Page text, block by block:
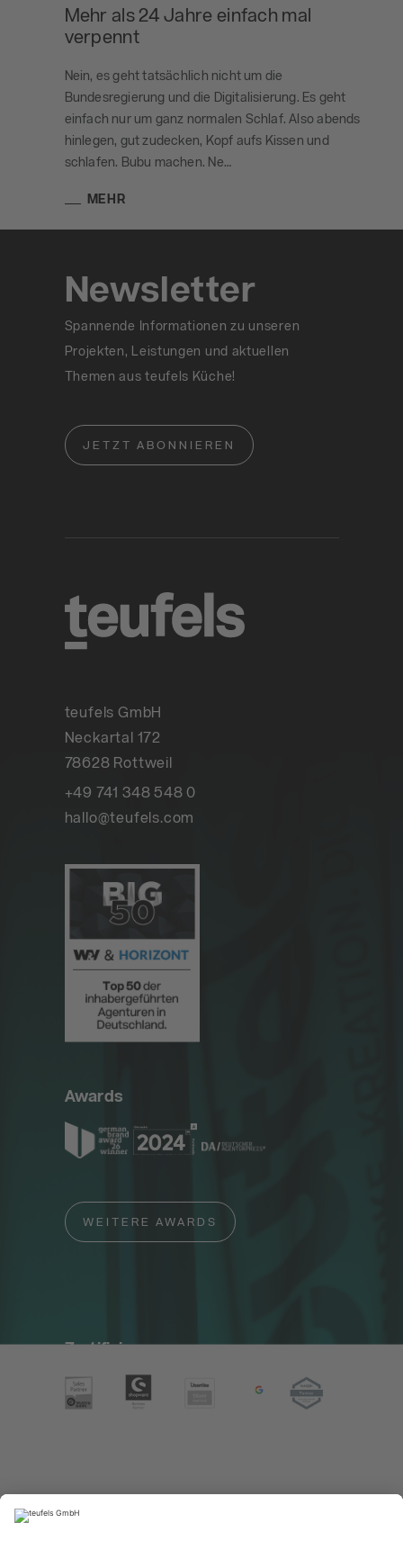
Mehr als 24 Jahre einfach mal
verpennt
Nein, es geht tatsächlich nicht um die
Bundesregierung und die Digitalisierung. Es geht
einfach nur um ganz normalen Schlaf. Also abends
hinlegen, gut zudecken, Kopf aufs Kissen und
schlafen. Bubu machen. Ne…
MEHR
Newsletter
Spannende Informationen zu unseren
Projekten, Leistungen und aktuellen
Themen aus teufels Küche!
JETZT ABONNIEREN
teufels GmbH
Neckartal 172
78628 Rottweil
+49 741 348 548 0
hallo@teufels.com
Awards
WEITERE AWARDS
Zertifizierungen